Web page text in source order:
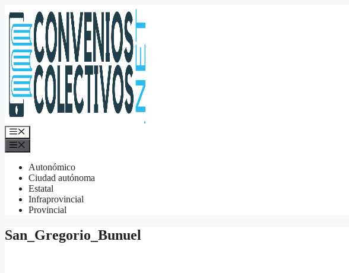
al
contenido
Menú
Autonómico
Ciudad autónoma
Estatal
Infraprovincial
Provincial
San_Gregorio_Bunuel